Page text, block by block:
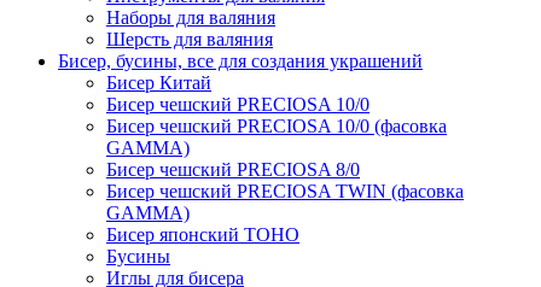
Наборы для валяния
Шерсть для валяния
Бисер, бусины, все для создания украшений
Бисер Китай
Бисер чешский PRECIOSA 10/0
Бисер чешский PRECIOSA 10/0 (фасовка
GAMMA)
Бисер чешский PRECIOSA 8/0
Бисер чешский PRECIOSA TWIN (фасовка
GAMMA)
Бисер японский TOHO
Бусины
Иглы для бисера